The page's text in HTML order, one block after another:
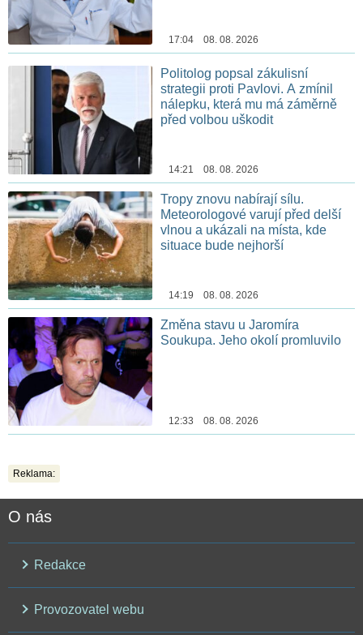
17:04 08. 08. 2026
Politolog popsal zákulisní
strategii proti Pavlovi. A zmínil
nálepku, která mu má záměrně
před volbou uškodit
14:21 08. 08. 2026
Tropy znovu nabírají sílu.
Meteorologové varují před delší
vlnou a ukázali na místa, kde
situace bude nejhorší
14:19 08. 08. 2026
Změna stavu u Jaromíra
Soukupa. Jeho okolí promluvilo
12:33 08. 08. 2026
Reklama:
O nás
Redakce
Provozovatel webu